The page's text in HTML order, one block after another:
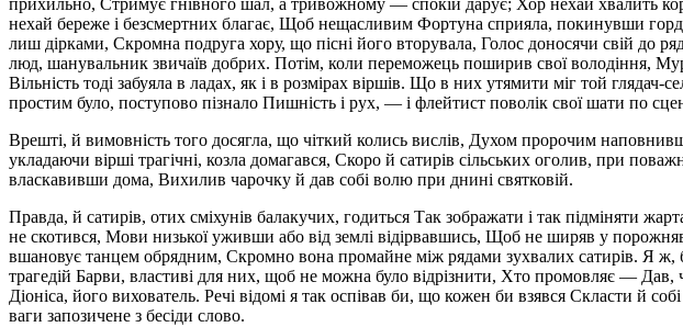
прихильно, Стримує гнівного шал, а тривожному — спокій дарує; Хор нехай хвалить
нехай береже і безсмертних благає, Щоб нещасливим Фортуна сприяла, покинувши
лиш дірками, Скромна подруга хору, що пісні його вторувала, Голос доносячи свій до
люд, шанувальник звичаїв добрих. Потім, коли переможець поширив свої володіння,
Вільність тоді забуяла в ладах, як і в розмірах віршів. Що в них утямити міг той
простим було, поступово пізнало Пишність і рух, — і флейтист поволік свої шати по
Врешті, й вимовність того досягла, що чіткий колись вислів, Духом пророчим
укладаючи вірші трагічні, козла домагався, Скоро й сатирів сільських оголив, при
власкавивши дома, Вихилив чарочку й дав собі волю при днині святковій.
Правда, й сатирів, отих сміхунів балакучих, годиться Так зображати і так підміняти
не скотився, Мови низької уживши або від землі відірвавшись, Щоб не ширяв у
вшановує танцем обрядним, Скромно вона промайне між рядами зухвалих сатирів. Я ж,
трагедій Барви, властиві для них, щоб не можна було відрізнити, Хто промовляє —
Діоніса, його вихователь. Речі відомі я так оспівав би, що кожен би взявся Скласти й
ваги запозичене з бесіди слово.